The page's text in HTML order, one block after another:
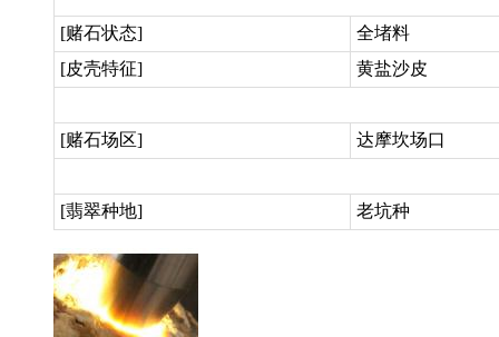
[赌石状态]
全堵料
[皮壳特征]
黄盐沙皮
[赌石场区] 达摩坎场口
[翡翠种地] 老坑种